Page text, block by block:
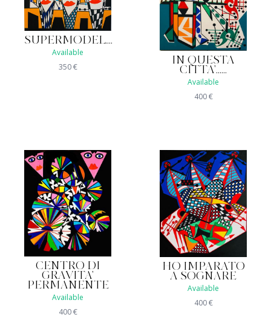
SUPERMODEL....
Available
350€
IN QUESTA
CITTA'......
Available
400€
CENTRO DI
GRAVITA'
PERMANENTE
Available
400€
HO IMPARATO
A SOGNARE
Available
400€